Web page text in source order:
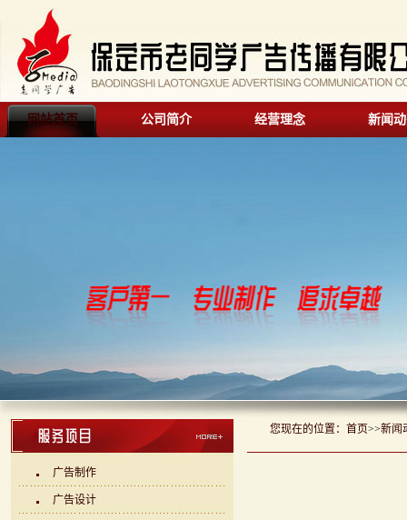
网站首页 公司简介 经营理念 新闻
广告制作
广告设计
您现在的位置： 首页>>新闻